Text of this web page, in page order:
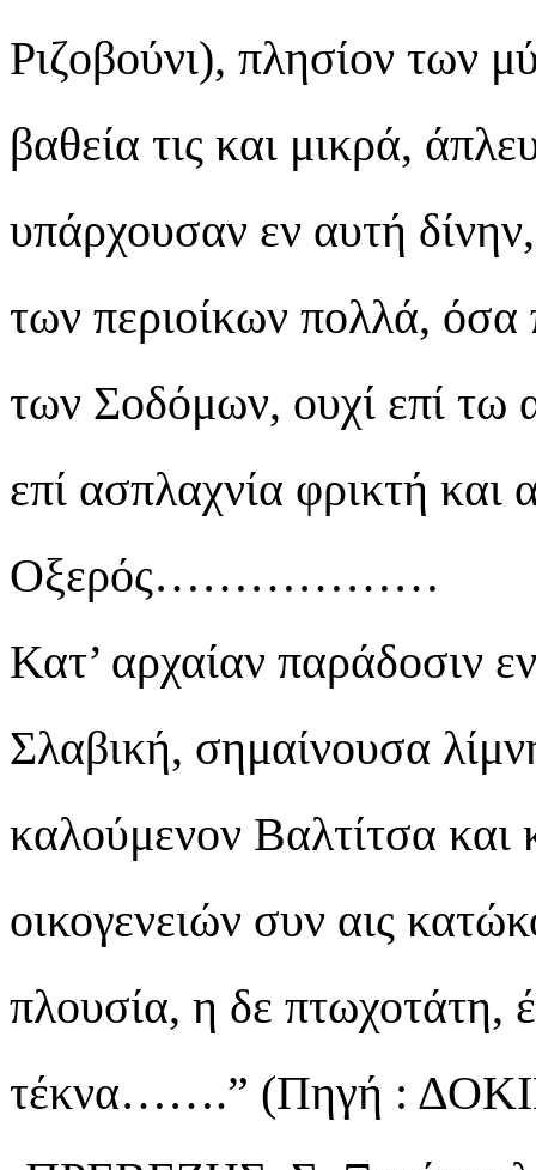
Ριζοβούνι), πλησίον των
βαθεία τις και μικρά,
υπάρχουσαν εν αυτή
των περιοίκων πολλά, όσα
των Σοδόμων, ουχί επί τω
επί ασπλαχνία φρικτή
Οξερός………………
Κατ’ αρχαίαν παράδοσιν
Σλαβική, σημαίνουσα
καλούμενον Βαλτίτσα
οικογενειών συν αις
πλουσία, η δε πτωχοτάτη,
τέκνα…….” (Πηγή :